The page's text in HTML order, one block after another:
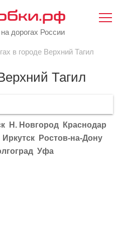
дорогах России
в городе Верхний Тагил
Тагил
Н. Новгород
Краснодар
Иркутск
Ростов-на-Дону
Уфа